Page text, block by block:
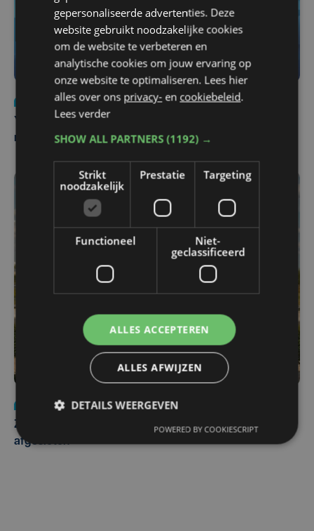
Nieuws
do 6 augustus | 21:30
Yaro (19), slachtoffer van vechtpartij, is na
maandenlange coma overleden
Nieuws Update
za 1 augustus | 17:21
Zwaar ongeval op E403 in Izegem: drie rijstroken
afgesloten
gepersonaliseerde advertenties. Deze
website gebruikt noodzakelijke cookies
om de website te verbeteren en
analytische cookies om jouw ervaring op
onze website te optimaliseren. Lees hier
alles over ons privacy- en cookiebeleid.
Lees verder
SHOW ALL PARTNERS(1192) →
Strikt
noodzakelijk
Prestatie Targeting
Functioneel
Niet-
geclassificeerd
ALLES ACCEPTEREN
ALLES AFWIJZEN
DETAILS WEERGEVEN
POWERED BY COOKIESCRIPT